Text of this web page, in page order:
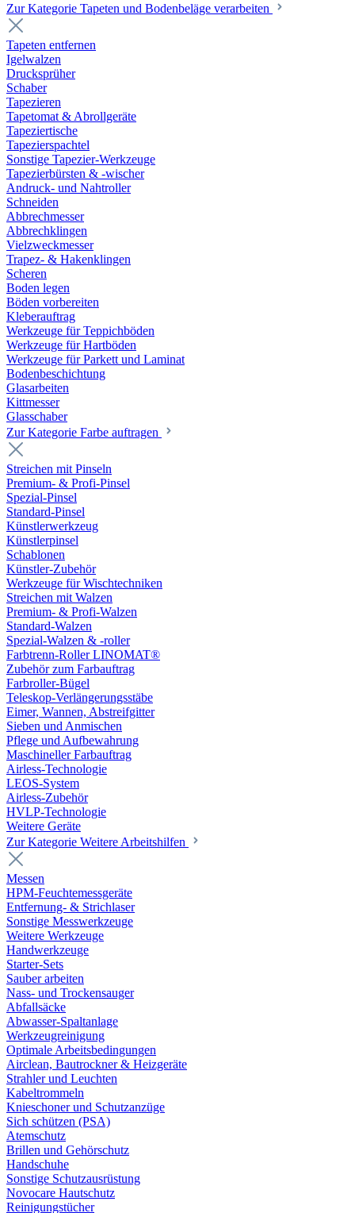
Zur Kategorie Tapeten und Bodenbeläge verarbeiten
Tapeten entfernen
Igelwalzen
Drucksprüher
Schaber
Tapezieren
Tapetomat & Abrollgeräte
Tapeziertische
Tapezierspachtel
Sonstige Tapezier-Werkzeuge
Tapezierbürsten & -wischer
Andruck- und Nahtroller
Schneiden
Abbrechmesser
Abbrechklingen
Vielzweckmesser
Trapez- & Hakenklingen
Scheren
Boden legen
Böden vorbereiten
Kleberauftrag
Werkzeuge für Teppichböden
Werkzeuge für Hartböden
Werkzeuge für Parkett und Laminat
Bodenbeschichtung
Glasarbeiten
Kittmesser
Glasschaber
Zur Kategorie Farbe auftragen
Streichen mit Pinseln
Premium- & Profi-Pinsel
Spezial-Pinsel
Standard-Pinsel
Künstlerwerkzeug
Künstlerpinsel
Schablonen
Künstler-Zubehör
Werkzeuge für Wischtechniken
Streichen mit Walzen
Premium- & Profi-Walzen
Standard-Walzen
Spezial-Walzen & -roller
Farbtrenn-Roller LINOMAT®
Zubehör zum Farbauftrag
Farbroller-Bügel
Teleskop-Verlängerungsstäbe
Eimer, Wannen, Abstreifgitter
Sieben und Anmischen
Pflege und Aufbewahrung
Maschineller Farbauftrag
Airless-Technologie
LEOS-System
Airless-Zubehör
HVLP-Technologie
Weitere Geräte
Zur Kategorie Weitere Arbeitshilfen
Messen
HPM-Feuchtemessgeräte
Entfernung- & Strichlaser
Sonstige Messwerkzeuge
Weitere Werkzeuge
Handwerkzeuge
Starter-Sets
Sauber arbeiten
Nass- und Trockensauger
Abfallsäcke
Abwasser-Spaltanlage
Werkzeugreinigung
Optimale Arbeitsbedingungen
Airclean, Bautrockner & Heizgeräte
Strahler und Leuchten
Kabeltrommeln
Knieschoner und Schutzanzüge
Sich schützen (PSA)
Atemschutz
Brillen und Gehörschutz
Handschuhe
Sonstige Schutzausrüstung
Novocare Hautschutz
Reinigungstücher